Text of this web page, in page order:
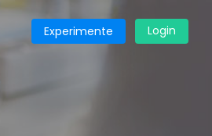
Experimente Login